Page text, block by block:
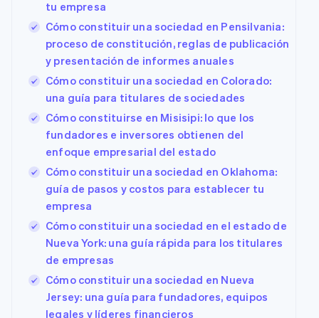
tu empresa
Cómo constituir una sociedad en Pensilvania:
proceso de constitución, reglas de publicación
y presentación de informes anuales
Cómo constituir una sociedad en Colorado:
una guía para titulares de sociedades
Cómo constituirse en Misisipi: lo que los
fundadores e inversores obtienen del
enfoque empresarial del estado
Cómo constituir una sociedad en Oklahoma:
guía de pasos y costos para establecer tu
empresa
Cómo constituir una sociedad en el estado de
Nueva York: una guía rápida para los titulares
de empresas
Cómo constituir una sociedad en Nueva
Jersey: una guía para fundadores, equipos
legales y líderes financieros